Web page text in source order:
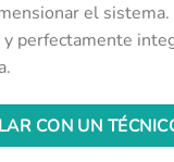
el
y perfectamente
CON UN